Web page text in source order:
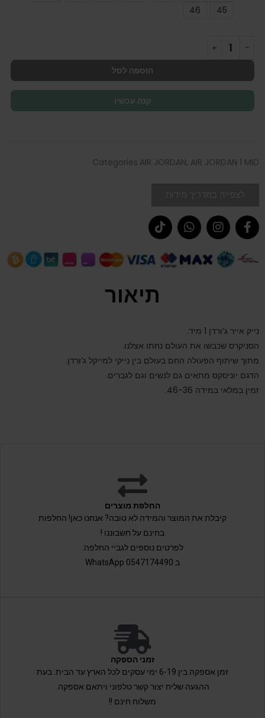
45
46
הוספה לסל
קנה עכשיו
Categories AIR JORDAN, AIR JORDAN 1 MID
תיאור
נייק אייר ג’ורדן 1 מיד.
הסניקרס שכבשו את העולם נחתו אצלנו.
מתוך שיתוף הפעולה החם בעולם בין נייקי למייקל ג’ורדן.
הדגם יוניסקס מתאים גם לנשים וגם לגברים.
זמין במלאי במידה 46-36.
החלפת מוצרים
קיבלת את המוצר והמידה לא טובה? אנחנו כאן! החלפות
בחינם על חשבוננו !
לפרטים נוספים לגביי החלפה:
ב 0547174490 WhatsApp
זמני הספקה
זמן אספקה בין 6-19 ימי עסקים לכל הארץ עד הבית. בעת
ההגעה שליח יצור קשר טלפוני ויתאם אספקה.
משלוח חינם !!